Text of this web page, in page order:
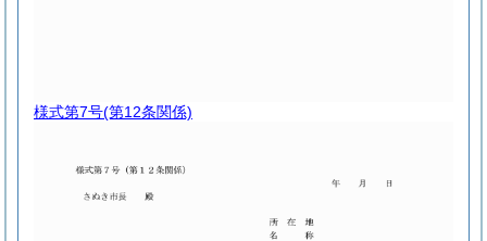
様式第7号(第12条関係)